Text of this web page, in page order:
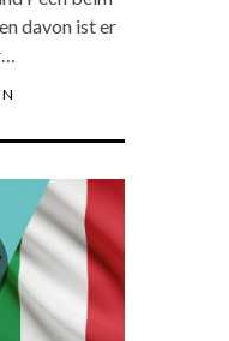
davon ist er